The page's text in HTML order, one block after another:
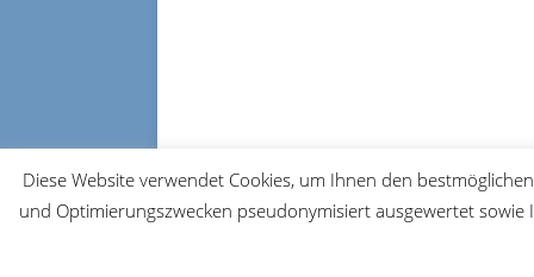
© 2026 FRM-TV
Diese Website verwendet Cookies, um Ihnen den
und Optimierungszwecken pseudonymisiert ausgewertet